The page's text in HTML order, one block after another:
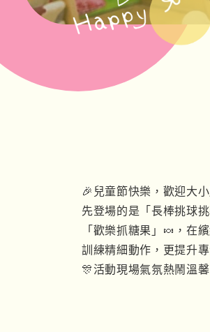
🎉 兒童節快樂，歡迎大
先登場的是「長棒挑球挑
「歡樂抓糖果」 🍬 ，在
訓練精細動作，更提升
🎊 活動現場氣氛熱鬧溫